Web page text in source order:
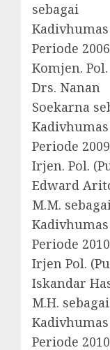
sebagai
Periode
Komjen.
Drs. Nanan
Soekarna
Periode
Irjen. Pol.
Edward
M.M.
Periode
Irjen Pol.
Iskandar
M.H. sebagai
Periode